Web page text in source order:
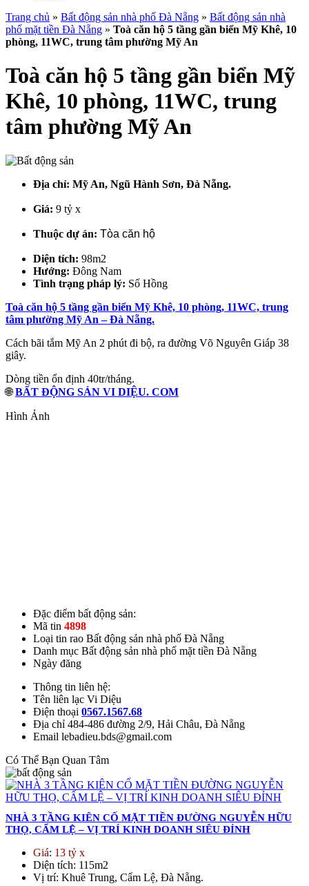
Trang chủ » Bất động sản nhà phố Đà Nẵng » Bất động sản nhà
phố mặt tiền Đà Nẵng » Toà căn hộ 5 tầng gần biển Mỹ Khê, 10
phòng, 11WC, trung tâm phường Mỹ An
Toà căn hộ 5 tầng gần biển Mỹ
Khê, 10 phòng, 11WC, trung
tâm phường Mỹ An
Địa chỉ: Mỹ An, Ngũ Hành Sơn, Đà Nẵng.
Giá: 9 tỷ x
Thuộc dự án: Tòa căn hộ
Diện tích: 98m2
Hướng: Đông Nam
Tình trạng pháp lý: Sổ Hồng
Toà căn hộ 5 tầng gần biển Mỹ Khê, 10 phòng, 11WC, trung
tâm phường Mỹ An – Đà Nẵng.
Cách bãi tắm Mỹ An 2 phút đi bộ, ra đường Võ Nguyên Giáp 38
giây.
Dòng tiền ổn định 40tr/tháng.
🌐BẤT ĐỘNG SẢN VI DIỆU. COM
Hình Ảnh
Đặc điểm bất động sản:
Mã tin 4898
Loại tin rao Bất động sản nhà phố Đà Nẵng
Danh mục Bất động sản nhà phố mặt tiền Đà Nẵng
Ngày đăng
Thông tin liên hệ:
Tên liên lạc Vi Diệu
Điện thoại 0567.1567.68
Địa chỉ 484-486 đường 2/9, Hải Châu, Đà Nẵng
Email lebadieu.bds@gmail.com
Có Thể Bạn Quan Tâm
NHÀ 3 TẦNG KIÊN CỐ MẶT TIỀN ĐƯỜNG NGUYỄN HỮU
THỌ, CẨM LỆ – VỊ TRÍ KINH DOANH SIÊU ĐỈNH
Giá: 13 tỷ x
Diện tích: 115m2
Vị trí: Khuê Trung, Cẩm Lệ, Đà Nẵng.